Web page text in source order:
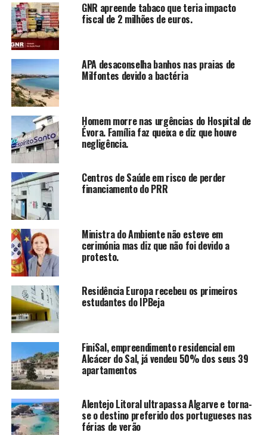
GNR apreende tabaco que teria impacto
fiscal de 2 milhões de euros.
APA desaconselha banhos nas praias de
Milfontes devido a bactéria
Homem morre nas urgências do Hospital de
Évora. Família faz queixa e diz que houve
negligência.
Centros de Saúde em risco de perder
financiamento do PRR
Ministra do Ambiente não esteve em
cerimónia mas diz que não foi devido a
protesto.
Residência Europa recebeu os primeiros
estudantes do IPBeja
FiniSal, empreendimento residencial em
Alcácer do Sal, já vendeu 50% dos seus 39
apartamentos
Alentejo Litoral ultrapassa Algarve e torna-
se o destino preferido dos portugueses nas
férias de verão